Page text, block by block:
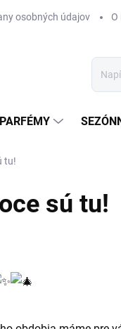
osobných údajov O
tu!
sú tu!